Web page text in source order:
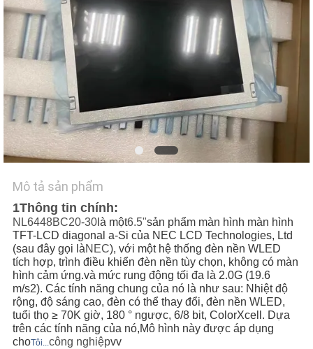
CÁC
TRƯỜNG
SƠ
ĐỒ
WEB
PRIVACY
POLICY
Mô tả sản phẩm
1Thông tin chính:
NL6448BC20-30là một6.5"sản phẩm màn hình màn hình
TFT-LCD diagonal a-Si của NEC LCD Technologies, Ltd
(sau đây gọi làNEC), với một hệ thống đèn nền WLED
tích hợp, trình điều khiển đèn nền tùy chọn, không có màn
hình cảm ứng.và mức rung động tối đa là 2.0G (19.6
m/s2). Các tính năng chung của nó là như sau: Nhiệt độ
rộng, độ sáng cao, đèn có thể thay đổi, đèn nền WLED,
tuổi thọ ≥ 70K giờ, 180 ° ngược, 6/8 bit, ColorXcell. Dựa
trên các tính năng của nó,Mô hình này được áp dụng
choTôi...công nghiệpvv